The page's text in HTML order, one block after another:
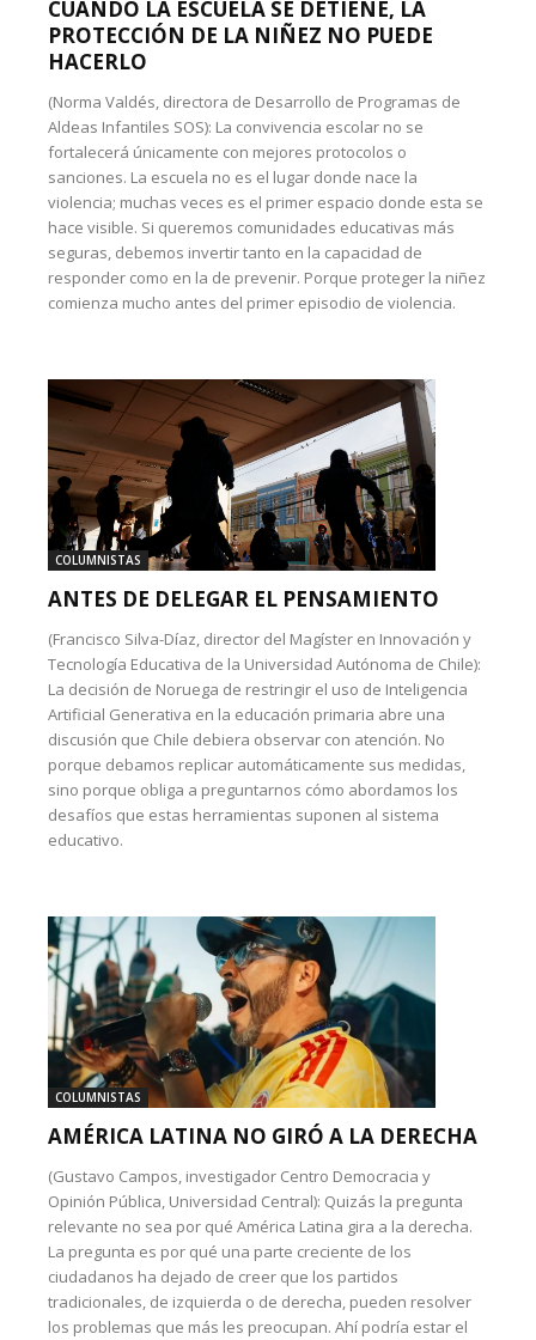
CUANDO LA ESCUELA SE DETIENE, LA
PROTECCIÓN DE LA NIÑEZ NO PUEDE
HACERLO
(Norma Valdés, directora de Desarrollo de Programas de
Aldeas Infantiles SOS): La convivencia escolar no se
fortalecerá únicamente con mejores protocolos o
sanciones. La escuela no es el lugar donde nace la
violencia; muchas veces es el primer espacio donde esta se
hace visible. Si queremos comunidades educativas más
seguras, debemos invertir tanto en la capacidad de
responder como en la de prevenir. Porque proteger la niñez
comienza mucho antes del primer episodio de violencia.
COLUMNISTAS
ANTES DE DELEGAR EL PENSAMIENTO
(Francisco Silva-Díaz, director del Magíster en Innovación y
Tecnología Educativa de la Universidad Autónoma de Chile):
La decisión de Noruega de restringir el uso de Inteligencia
Artificial Generativa en la educación primaria abre una
discusión que Chile debiera observar con atención. No
porque debamos replicar automáticamente sus medidas,
sino porque obliga a preguntarnos cómo abordamos los
desafíos que estas herramientas suponen al sistema
educativo.
COLUMNISTAS
AMÉRICA LATINA NO GIRÓ A LA DERECHA
(Gustavo Campos, investigador Centro Democracia y
Opinión Pública, Universidad Central): Quizás la pregunta
relevante no sea por qué América Latina gira a la derecha.
La pregunta es por qué una parte creciente de los
ciudadanos ha dejado de creer que los partidos
tradicionales, de izquierda o de derecha, pueden resolver
los problemas que más les preocupan. Ahí podría estar el